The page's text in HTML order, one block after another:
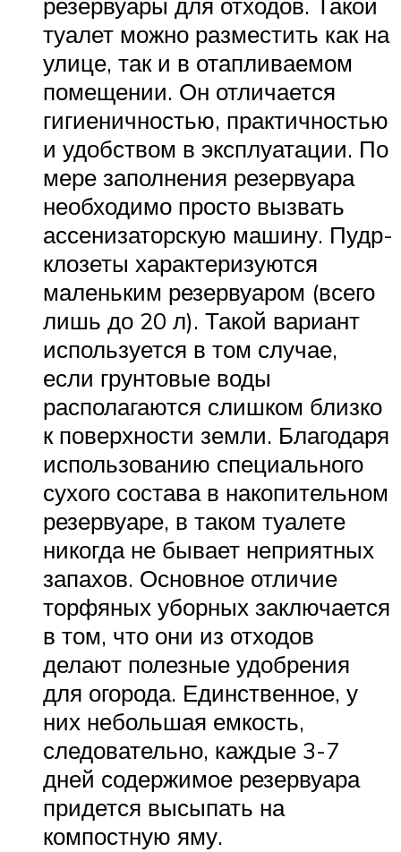
туалет можно разместить как на
улице, так и в отапливаемом
помещении. Он отличается
гигиеничностью, практичностью
и удобством в эксплуатации. По
мере заполнения резервуара
необходимо просто вызвать
ассенизаторскую машину. Пудр-
клозеты характеризуются
маленьким резервуаром (всего
лишь до 20 л). Такой вариант
используется в том случае,
если грунтовые воды
располагаются слишком близко
к поверхности земли. Благодаря
использованию специального
сухого состава в накопительном
резервуаре, в таком туалете
никогда не бывает неприятных
запахов. Основное отличие
торфяных уборных заключается
в том, что они из отходов
делают полезные удобрения
для огорода. Единственное, у
них небольшая емкость,
следовательно, каждые 3-7
дней содержимое резервуара
придется высыпать на
компостную яму.